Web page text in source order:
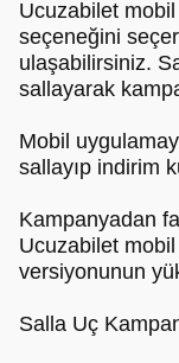
Ucuzabilet
seçeneğini
ulaşabilirsiniz.
sallayarak
Mobil
sallayıp indirim
Kampanyadan
Ucuzabilet mobil
versiyonunun
Salla Uç